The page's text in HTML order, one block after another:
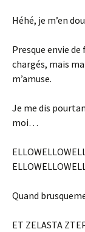
Héhé, je m’en
Presque envie
chargés, mais
m’amuse.
Je me dis
moi…
Quand
ET ZELASTA